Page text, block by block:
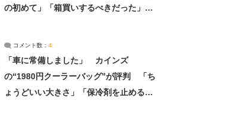
の初めて」「箱買いするべきだった」
コメント数： 4
「車に常備しました」 カインズ
の“1980円クーラーバッグ”が評判 「ち
ょうどいい大きさ」「保冷剤を止めるベ